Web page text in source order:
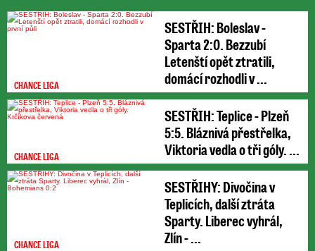
CHANCE LIGA
SESTŘIH: Boleslav -
Sparta 2:0. Bezzubí
Letenští opět ztratili,
domácí rozhodli v ...
CHANCE LIGA
SESTŘIH: Teplice - Plzeň
5:5. Bláznivá přestřelka,
Viktoria vedla o tři góly. ...
CHANCE LIGA
SESTŘIHY: Divočina v
Teplicích, další ztráta
Sparty. Liberec vyhrál,
Zlín - ...